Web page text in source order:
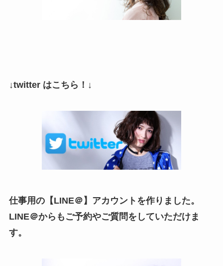
↓twitter はこちら！↓
仕事用の【LINE＠】アカウントを作りました。
LINE＠からもご予約やご質問をしていただけま
す。